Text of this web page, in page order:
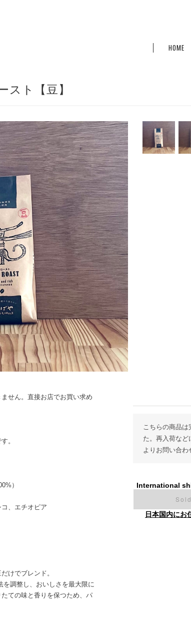
HOME
スト【豆】
せん。直接お店でお買い求め
。
）
コ、エチオピア
けでブレンド。
を調整し、おいしさを最大限に
ての味と香りを保つため、パ
こちらの商品は
た。再入荷など
よりお問い合わ
International
日本国内にお